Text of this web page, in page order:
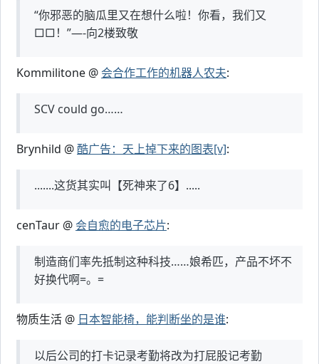
“你邪恶的脑瓜里又在想什么啦！你看，我们又
□□！”—-向2楼致敬
Kommilitone @ 会合作工作的机器人农夫:
SCV could go……
Brynhild @酷广告：天上掉下来的图表[v]:
.......这货其实叫【死神来了6】.....
cenTaur @ 会自愈的电子芯片:
制造商们率先抵制这种科技……娘希匹，产品不坏不
好换代啊=。=
物质生活 @ 日本智能椅，能判断坐的是谁:
以后公司的打卡记录考勤将改为打屁股记考勤